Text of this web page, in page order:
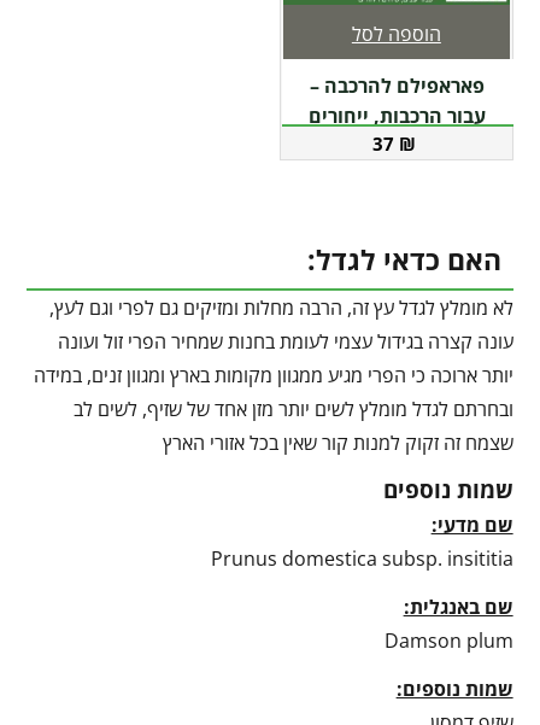
פאראפילם להרכבה –
עבור הרכבות, ייחורים
37 ₪
הוספה לסל
האם כדאי לגדל:
לא מומלץ לגדל עץ זה, הרבה מחלות ומזיקים גם לפרי וגם לעץ,
עונה קצרה בגידול עצמי לעומת בחנות שמחיר הפרי זול ועונה
יותר ארוכה כי הפרי מגיע ממגוון מקומות בארץ ומגוון זנים, במידה
ובחרתם לגדל מומלץ לשים יותר מזן אחד של שזיף, לשים לב
שצמח זה זקוק למנות קור שאין בכל אזורי הארץ
שמות נוספים
שם מדעי:
Prunus domestica subsp. insititia
שם באנגלית:
Damson plum
שמות נוספים: